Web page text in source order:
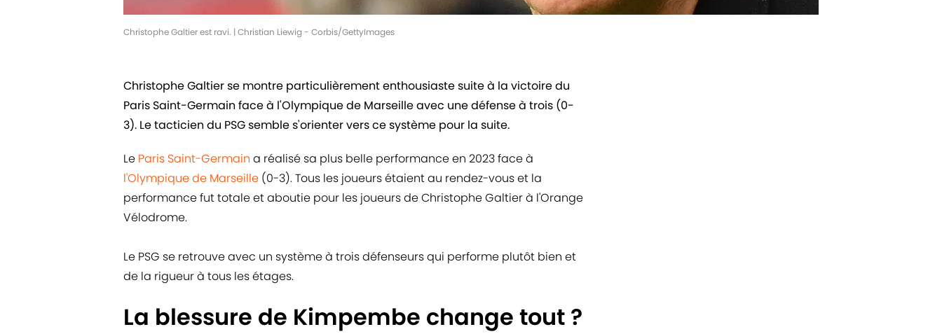
Christophe Galtier est ravi. | Christian Liewig - Corbis/GettyImages
Christophe Galtier se montre particulièrement enthousiaste suite à la victoire du
Paris Saint-Germain face à l'Olympique de Marseille avec une défense à trois (0-
3). Le tacticien du PSG semble s'orienter vers ce système pour la suite.
Le Paris Saint-Germain a réalisé sa plus belle performance en 2023 face à
l'Olympique de Marseille (0-3). Tous les joueurs étaient au rendez-vous et la
performance fut totale et aboutie pour les joueurs de Christophe Galtier à l'Orange
Vélodrome.
Le PSG se retrouve avec un système à trois défenseurs qui performe plutôt bien et
de la rigueur à tous les étages.
La blessure de Kimpembe change tout ?